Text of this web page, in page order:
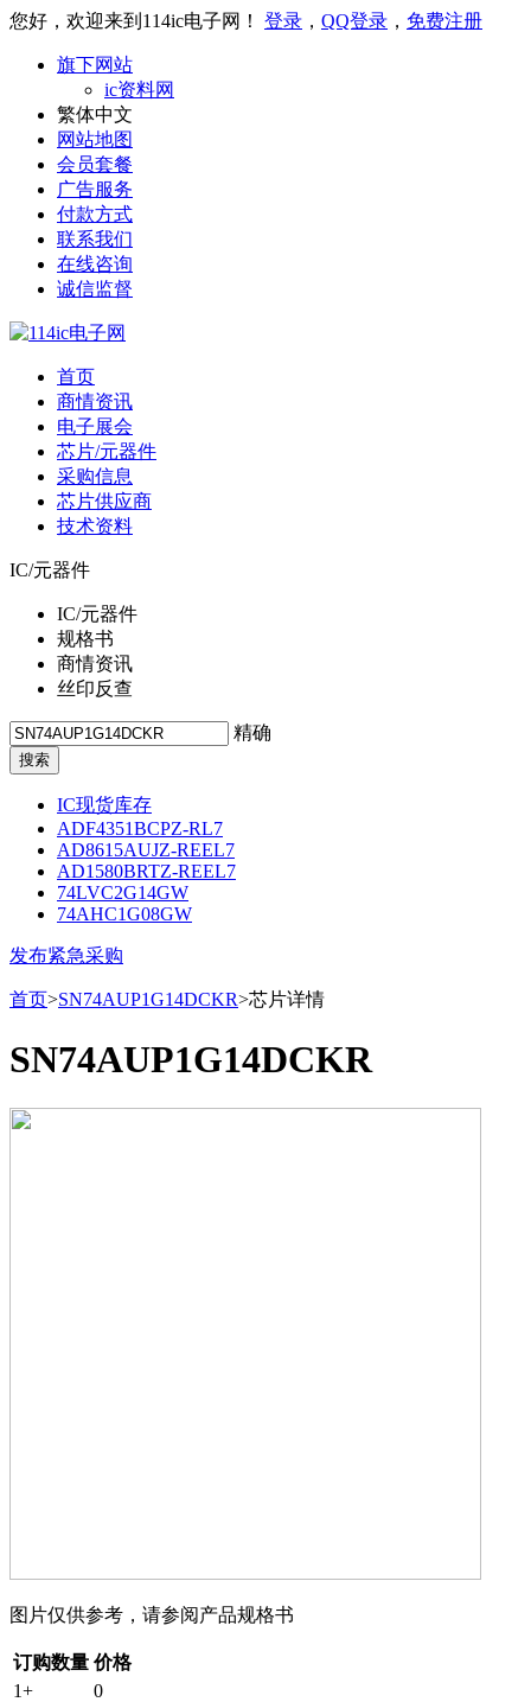
您好，欢迎来到114ic电子网！ 登录 ， QQ登录 ， 免费注册
旗下网站
ic资料网
繁体中文
网站地图
会员套餐
广告服务
付款方式
联系我们
在线咨询
诚信监督
首页
商情资讯
电子展会
芯片/元器件
采购信息
芯片供应商
技术资料
IC/元器件
IC/元器件
规格书
商情资讯
丝印反查
精确
IC现货库存
ADF4351BCPZ-RL7
AD8615AUJZ-REEL7
AD1580BRTZ-REEL7
74LVC2G14GW
74AHC1G08GW
发布紧急采购
首页>SN74AUP1G14DCKR>芯片详情
SN74AUP1G14DCKR
图片仅供参考，请参阅产品规格书
订购数量 价格
1+
0